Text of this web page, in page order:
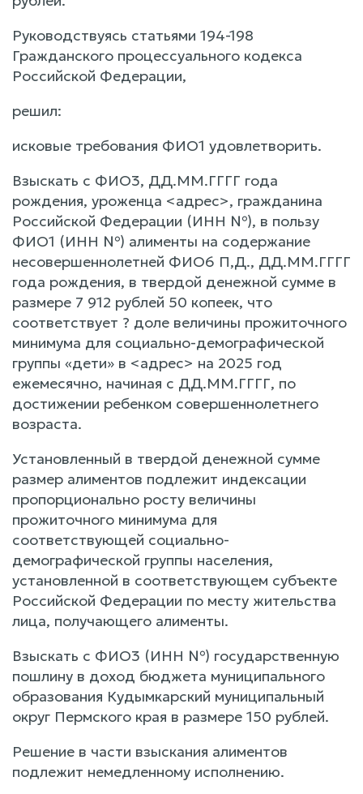
Руководствуясь статьями 194-198
Гражданского процессуального кодекса
Российской Федерации,
решил:
исковые требования ФИО1 удовлетворить.
Взыскать с ФИО3, ДД.ММ.ГГГГ года
рождения, уроженца <адрес>, гражданина
Российской Федерации (ИНН №), в пользу
ФИО1 (ИНН №) алименты на содержание
несовершеннолетней ФИО6 П,Д., ДД.ММ.ГГГГ
года рождения, в твердой денежной сумме в
размере 7 912 рублей 50 копеек, что
соответствует ? доле величины прожиточного
минимума для социально-демографической
группы «дети» в <адрес> на 2025 год
ежемесячно, начиная с ДД.ММ.ГГГГ, по
достижении ребенком совершеннолетнего
возраста.
Установленный в твердой денежной сумме
размер алиментов подлежит индексации
пропорционально росту величины
прожиточного минимума для
соответствующей социально-
демографической группы населения,
установленной в соответствующем субъекте
Российской Федерации по месту жительства
лица, получающего алименты.
Взыскать с ФИО3 (ИНН №) государственную
пошлину в доход бюджета муниципального
образования Кудымкарский муниципальный
округ Пермского края в размере 150 рублей.
Решение в части взыскания алиментов
подлежит немедленному исполнению.